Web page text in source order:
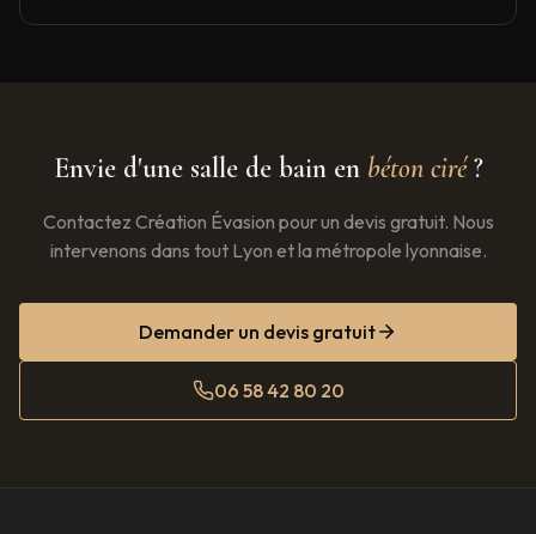
Envie d'une salle de bain en béton ciré?
Contactez Création Évasion pour un devis gratuit. Nous
intervenons dans tout Lyon et la métropole lyonnaise.
Demander un devis gratuit
06 58 42 80 20